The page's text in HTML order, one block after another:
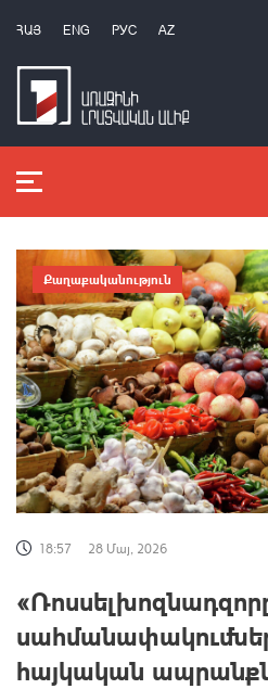
ՀԱՅ ENG РУС AZ
Քաղաքականություն
18:57 28 Մայ, 2026
հայկական